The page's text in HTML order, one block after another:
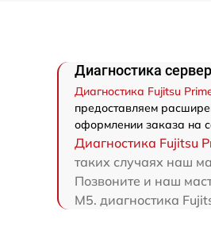
Диагностика
Диагностика Fujitsu
предоставляем
оформлении заказа на
Диагностика Fujitsu
таких случаях наш
Позвоните и наш
M5. диагностика